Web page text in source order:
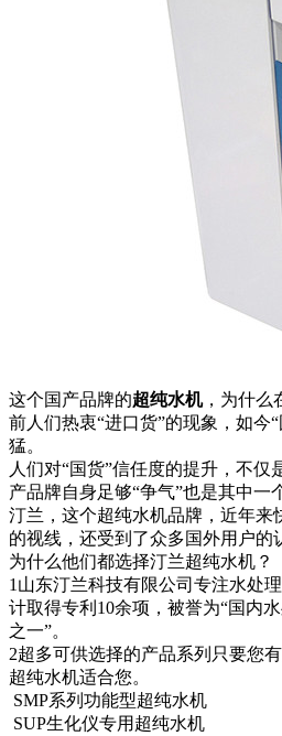
这个国产品牌的超纯水机，为什么
前人们热衷“进口货”的现象，如今
猛。
人们对“国货”信任度的提升，不仅
产品牌自身足够“争气”也是其中一
汀兰，这个超纯水机品牌，近年来
的视线，还受到了众多国外用户的
为什么他们都选择汀兰超纯水机？
1山东汀兰科技有限公司专注水处
计取得专利10余项，被誉为“国内
之一”。
2超多可供选择的产品系列只要您
超纯水机适合您。
SMP系列功能型超纯水机
SUP生化仪专用超纯水机